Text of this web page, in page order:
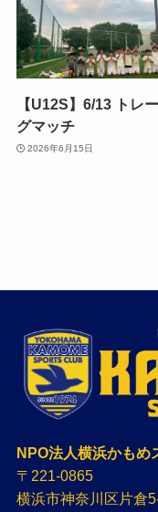
【U12S】6/13 トレ
グマッチ
2026年6月15日
NPO法人横浜かもめ
〒221-0865
横浜市神奈川区片倉